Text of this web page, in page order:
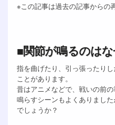
※この記事は過去の記事からの
■関節が鳴るのは
指を曲げたり、引っ張ったり
ことがあります。
昔はアニメなどで、戦いの前
鳴らすシーンもよくありまし
でしょうか？